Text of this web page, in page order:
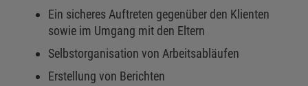
Ein sicheres Auftreten gegenüber den Klienten
sowie im Umgang mit den Eltern
Selbstorganisation von Arbeitsabläufen
Erstellung von Berichten